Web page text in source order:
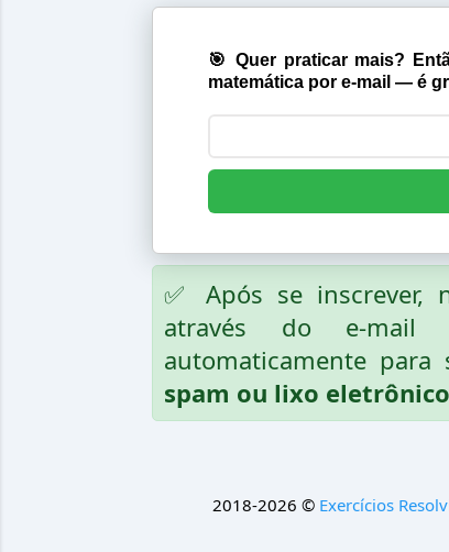
🎯 Quer praticar mais?
matemática por e-mail — é
✅ Após se inscrever,
através do e-mail
automaticamente
spam ou lixo eletrônico
2018-2026 © Exercícios